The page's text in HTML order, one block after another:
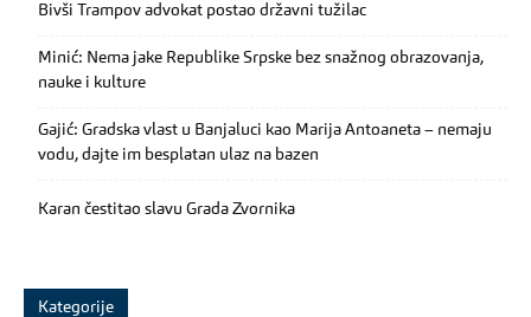
Bivši Trampov advokat postao državni tužilac
Minić: Nema jake Republike Srpske bez snažnog obrazovanja,
nauke i kulture
Gajić: Gradska vlast u Banjaluci kao Marija Antoaneta – nemaju
vodu, dajte im besplatan ulaz na bazen
Karan čestitao slavu Grada Zvornika
Kategorije